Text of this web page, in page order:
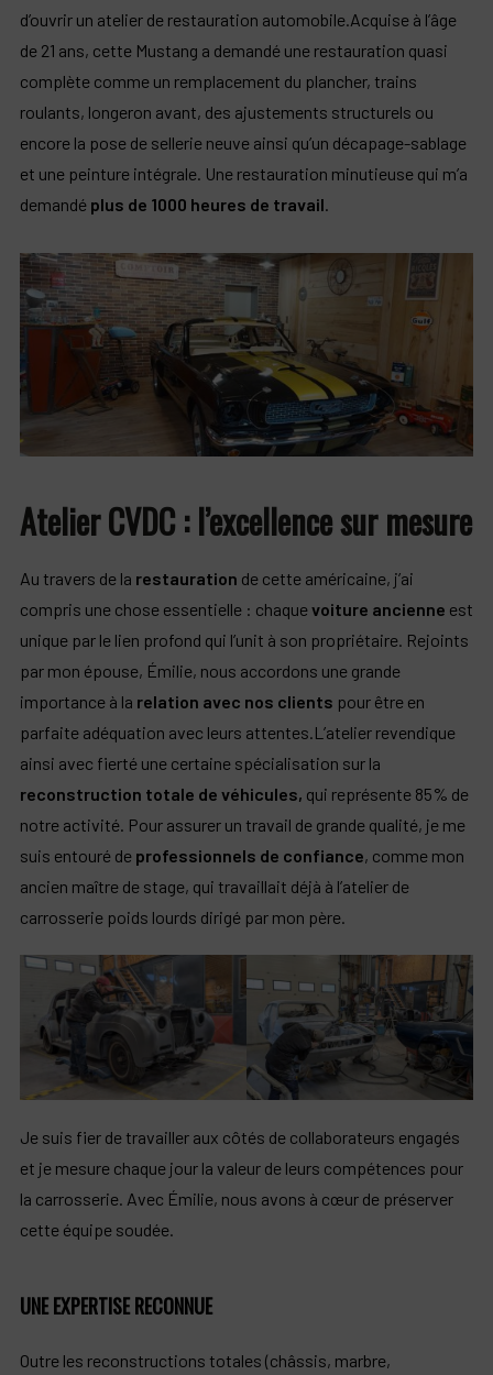
d’ouvrir un atelier de restauration automobile.Acquise à l’âge
de 21 ans, cette Mustang a demandé une restauration quasi
complète comme un remplacement du plancher, trains
roulants, longeron avant, des ajustements structurels ou
encore la pose de sellerie neuve ainsi qu’un décapage-sablage
et une peinture intégrale. Une restauration minutieuse qui m’a
demandé plus de 1000 heures de travail
Atelier CVDC : l’excellence sur mesure
Au travers de la restauration de cette américaine, j’ai
compris une chose essentielle : chaquevoiture ancienne est
unique par le lien profond qui l’unit à son propriétaire. Rejoints
par mon épouse, Émilie, nous accordons une grande
importance à la relation avec nos clients pour être en
parfaite adéquation avec leurs attentes.L’atelier revendique
ainsi avec fierté une certaine spécialisation sur la
reconstruction totale de véhicules, qui représente 85% de
notre activité. Pour assurer un travail de grande qualité, je me
suis entouré de professionnels de confiance, comme mon
ancien maître de stage, qui travaillait déjà à l’atelier de
carrosserie poids lourds dirigé par mon père.
Je suis fier de travailler aux côtés de collaborateurs engagés
et je mesure chaque jour la valeur de leurs compétences pour
la carrosserie. Avec Émilie, nous avons à cœur de préserver
cette équipe soudée.
UNE EXPERTISE RECONNUE
Outre les reconstructions totales (châssis, marbre,